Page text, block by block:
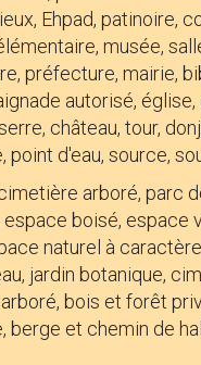
Ehpad, patinoire,
musée,
préfecture, mairie,
autorisé,
château, tour,
point d'eau, source,
arboré, parc
boisé, espace
naturel à
jardin botanique,
bois et forêt
berge et chemin de